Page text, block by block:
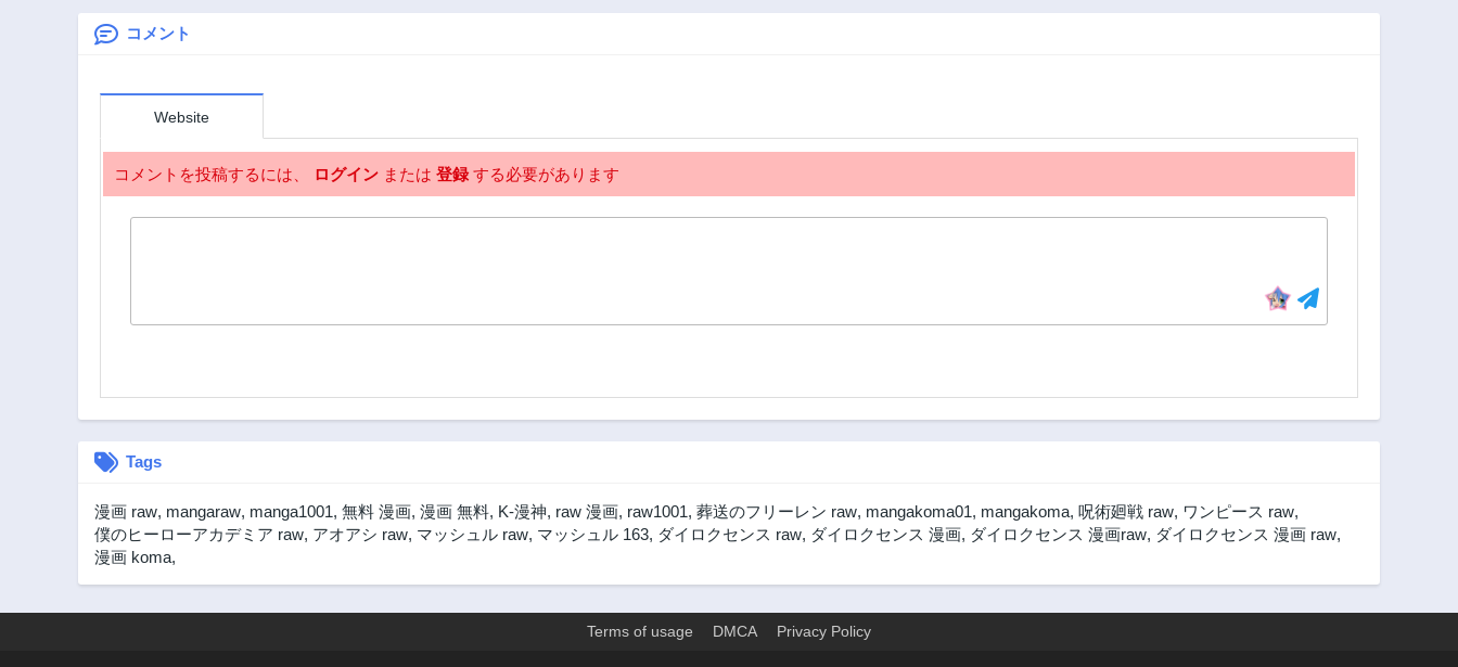
代わりの死を望む
コメント
Website
コメントを投稿するには、 ログイン または 登録する必要があります
Tags
漫画 raw, mangaraw, manga1001, 無料 漫画, 漫画 無料, K-漫神, raw 漫画, raw1001, 葬送のフリーレン raw, mangakoma01, mangakoma, 呪術廻戦 raw, ワンピース raw,
僕のヒーローアカデミア raw, アオアシ raw, マッシュル raw, マッシュル 163, ダイロクセンス raw, ダイロクセンス 漫画, ダイロクセンス 漫画raw, ダイロクセンス 漫画 raw,
漫画 koma,
Terms of usage DMCA Privacy Policy